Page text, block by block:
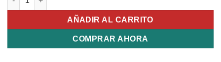
AÑADIR AL CARRITO
COMPRAR AHORA